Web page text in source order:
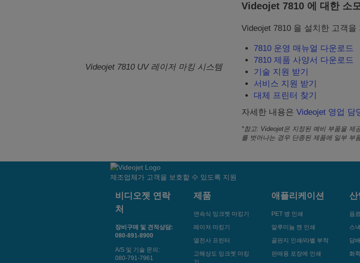
Videojet 7810 UV 레이저 마킹 시스템
Videojet 7810 에 대한 소
Videojet 7810 을 설치한 고객을
7810 운영 매뉴얼 다운로드
7810 제품 사양서 다운로드
기술 지원 받기
서비스 지원 받기
대체 프린터 찾기
자세한 내용은 Videojet 영업 담
*참고: Videojet은 지정된 예비 부품을 제
를 벗어나는 경우 단종된 제품에 일부 부
제조업체가 고객을 보호할 수 있도록 지원
비디오젯 연락
처
장비구매 및 견적상담:
080-891-8900
A/S 및 기술 문의:
080-791-7961
제품
연속식 잉크젯 마킹기
레이저 마킹기
열전사 프린터
고해상도 잉크젯 마킹
애플리케이션
PET 병 인쇄
알루미늄 캔 인쇄
골판지 인쇄/라벨 부착
판매용 포장에 인쇄
산
음
스
담배
화